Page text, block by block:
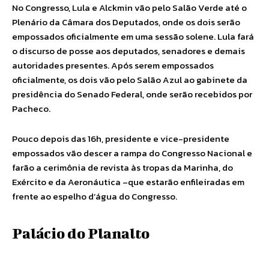
No Congresso, Lula e Alckmin vão pelo Salão Verde até o
Plenário da Câmara dos Deputados, onde os dois serão
empossados oficialmente em uma sessão solene. Lula fará
o discurso de posse aos deputados, senadores e demais
autoridades presentes. Após serem empossados
oficialmente, os dois vão pelo Salão Azul ao gabinete da
presidência do Senado Federal, onde serão recebidos por
Pacheco.
Pouco depois das 16h, presidente e vice-presidente
empossados vão descer a rampa do Congresso Nacional e
farão a cerimônia de revista às tropas da Marinha, do
Exército e da Aeronáutica –que estarão enfileiradas em
frente ao espelho d’água do Congresso.
Palácio do Planalto